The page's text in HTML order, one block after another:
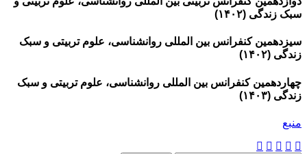
سبک زندگی (۱۴۰۲)
سیزدهمین کنفرانس بین المللی روانشناسی، علوم تربیتی و سبک
زندگی (۱۴۰۲)
چهاردهمین کنفرانس بین المللی روانشناسی، علوم تربیتی و سبک
زندگی (۱۴۰۳)
منبع